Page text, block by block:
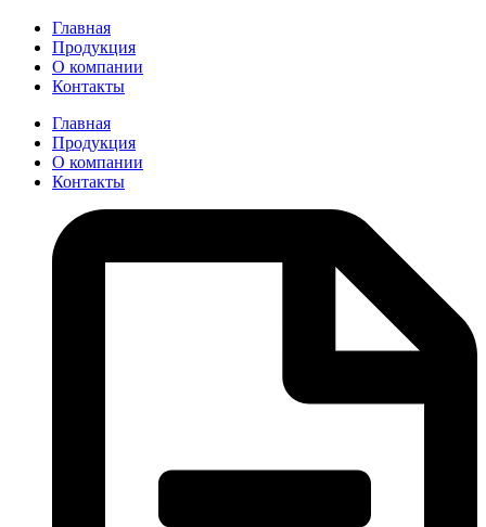
Главная
Продукция
О компании
Контакты
Главная
Продукция
О компании
Контакты